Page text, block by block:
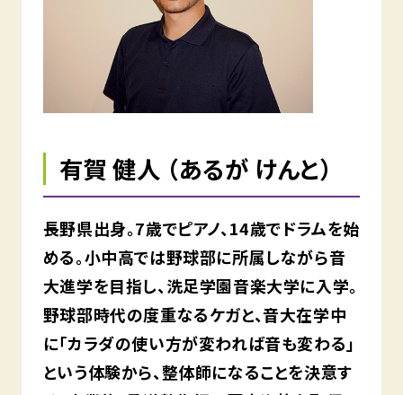
有賀 健人 （あるが けんと）
長野県出身。7歳でピアノ、14歳でドラムを始
める。小中高では野球部に所属しながら音
大進学を目指し、洗足学園音楽大学に入学。
野球部時代の度重なるケガと、音大在学中
に「カラダの使い方が変われば音も変わる」
という体験から、整体師になることを決意す